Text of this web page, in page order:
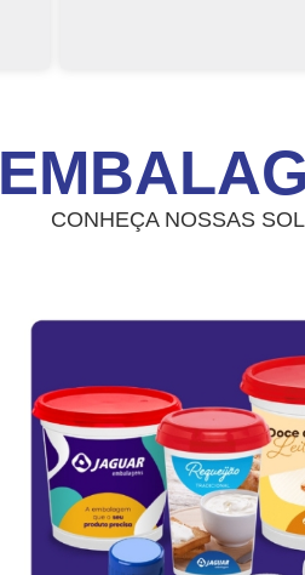
CONHEÇA NOSSAS